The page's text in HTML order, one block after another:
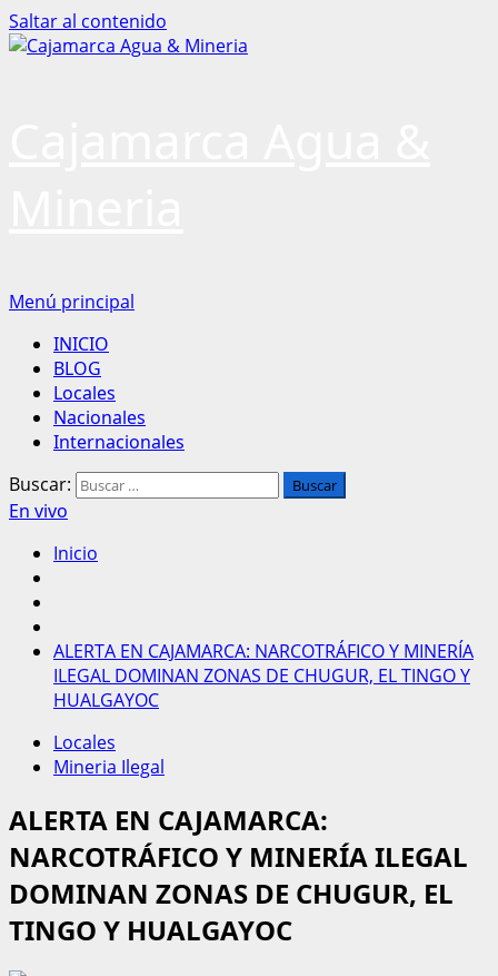
Saltar al contenido
Menú principal
INICIO
BLOG
Locales
Nacionales
Internacionales
Buscar:
En vivo
Inicio
ALERTA EN CAJAMARCA: NARCOTRÁFICO Y MINERÍA
ILEGAL DOMINAN ZONAS DE CHUGUR, EL TINGO Y
HUALGAYOC
Locales
Mineria Ilegal
ALERTA EN CAJAMARCA:
NARCOTRÁFICO Y MINERÍA ILEGAL
DOMINAN ZONAS DE CHUGUR, EL
TINGO Y HUALGAYOC